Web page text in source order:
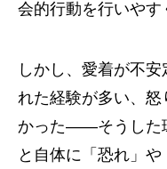
会的行動を行いやす
しかし、愛着が不
れた経験が多い、
かった——そうした
と自体に「恐れ」